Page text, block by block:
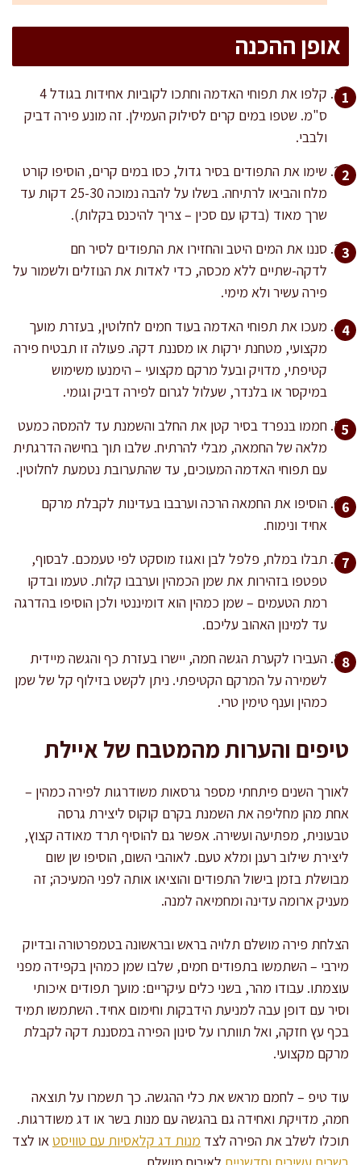
אופן ההכנה
קלפו את תפוחי האדמה וחתכו לקוביות אחידות בגודל 4
ס"מ. שטפו במים קרים לסילוק העמילן. זה מונע פירה דביק
ולבבי.
שימו את התפודים בסיר גדול, כסו במים קרים, הוסיפו קורט
מלח והביאו לרתיחה. בשלו על להבה נמוכה 25-30 דקות עד
שרך מאוד (בדקו עם סכין – צריך להיכנס בקלות).
סננו את המים היטב והחזירו את התפודים לסיר חם
לדקה-שתיים ללא מכסה, כדי לאדות את הנוזלים ולשמור על
פירה עשיר ולא מימי.
מעכו את תפוחי האדמה בעוד חמים לחלוטין, בעזרת מועך
מקצועי, מטחנת ירקות או מסננת דקה. פעולה זו תבטיח פירה
קטיפתי, מדויק ובעל מרקם מקצועי – הימנעו משימוש
במיקסר או בלנדר, שעלול לגרום לפירה דביק וגומי.
חממו בנפרד בסיר קטן את החלב והשמנת עד להמסה כמעט
מלאה של החמאה, מבלי להרתיח. שלבו תוך בחישה הדרגתית
עם תפוחי האדמה המעוכים, עד שהתערובת נטמעת לחלוטין.
הוסיפו את החמאה הרכה וערבבו בעדינות לקבלת מרקם
אחיד ונימוח.
תבלו במלח, פלפל לבן ואגוז מוסקט לפי טעמכם. לבסוף,
טפטפו בזהירות את שמן הכמהין וערבבו קלות. טעמו ובדקו
רמת הטעמים – שמן כמהין הוא דומיננטי ולכן הוסיפו בהדרגה
עד למינון האהוב עליכם.
העבירו לקערת הגשה חמה, יישרו בעזרת כף והגשה מיידית
לשמירה על המרקם הקטיפתי. ניתן לקשט בזילוף קל של שמן
כמהין וענף טימין טרי.
טיפים והערות מהמטבח של איילת
לאורך השנים פיתחתי מספר גרסאות משודרגות לפירה כמהין –
אחת מהן מחליפה את השמנת בקרם קוקוס ליצירת גרסה
טבעונית, מפתיעה ועשירה. אפשר גם להוסיף תרד מאודה קצוץ,
ליצירת שילוב רענן ומלא טעם. לאוהבי השום, הוסיפו שן שום
מבושלת בזמן בישול התפודים והוציאו אותה לפני המעיכה; זה
מעניק ארומה עדינה ומחמיאה למנה.
הצלחת פירה מושלם תלויה בראש ובראשונה בטמפרטורה ובדיוק
מירבי – השתמשו בתפודים חמים, שלבו שמן כמהין בקפידה מפני
עוצמתו. עבודו מהר, בשני כלים עיקריים: מועך תפודים איכותי
וסיר עם דופן עבה למניעת הידבקות וחימום אחיד. השתמשו תמיד
בכף עץ חזקה, ואל תוותרו על סינון הפירה במסננת דקה לקבלת
מרקם מקצועי.
עוד טיפ – לחמם מראש את כלי ההגשה. כך תשמרו על תוצאה
חמה, מדויקת ואחידה גם בהגשה עם מנות בשר או דג משודרגות.
תוכלו לשלב את הפירה לצד מנות דג קלאסיות עם טוויסט או לצד